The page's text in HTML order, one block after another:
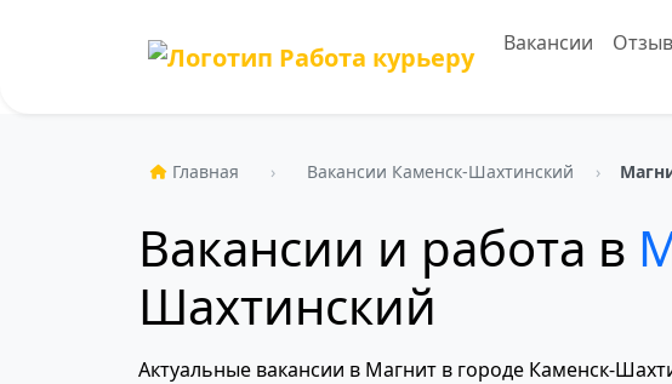
Вакансии
Главная Вакансии Каменск-Шахтинский
Вакансии и работа в
Шахтинский
Актуальные вакансии в Магнит в городе Каменск-